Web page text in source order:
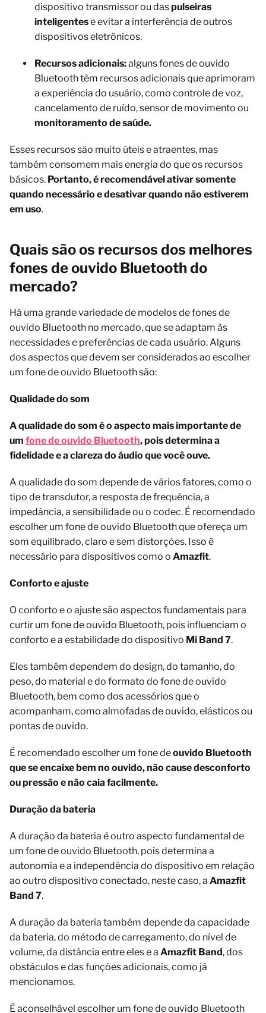
dispositivo transmissor ou daspulseiras
inteligentese evitar a interferência de outros
dispositivos eletrônicos.
Recursos adicionais:alguns fones de ouvido
Bluetooth têm recursos adicionais que aprimoram
a experiência do usuário, como controle de voz,
cancelamento de ruído, sensor de movimento ou
monitoramento de saúde.
Esses recursos são muito úteis e atraentes, mas
também consomem mais energia do que os recursos
básicos. Portanto, é recomendável ativar somente
quando necessário e desativar quando não estiverem
em uso.
Quais são os recursos dos melhores
fones de ouvido Bluetooth do
mercado?
Há uma grande variedade de modelos de fones de
ouvido Bluetooth no mercado, que se adaptam às
necessidades e preferências de cada usuário. Alguns
dos aspectos que devem ser considerados ao escolher
um fone de ouvido Bluetooth são:
Qualidade do som
A qualidade do som é o aspecto mais importante de
um fone de ouvido Bluetooth, pois determina a
fidelidade e a clareza do áudio que você ouve.
A qualidade do som depende de vários fatores, como o
tipo de transdutor, a resposta de frequência, a
impedância, a sensibilidade ou o codec. É recomendado
escolher um fone de ouvido Bluetooth que ofereça um
som equilibrado, claro e sem distorções. Isso é
necessário para dispositivos como o Amazfit.
Conforto e ajuste
O conforto e o ajuste são aspectos fundamentais para
curtir um fone de ouvido Bluetooth, pois influenciam o
conforto e a estabilidade do dispositivo Mi Band 7.
Eles também dependem do design, do tamanho, do
peso, do material e do formato do fone de ouvido
Bluetooth, bem como dos acessórios que o
acompanham, como almofadas de ouvido, elásticos ou
pontas de ouvido.
É recomendado escolher um fone deouvido Bluetooth
que se encaixe bem no ouvido, não cause desconforto
ou pressão e não caia facilmente.
Duração da bateria
A duração da bateria é outro aspecto fundamental de
um fone de ouvido Bluetooth, pois determina a
autonomia e a independência do dispositivo em relação
ao outro dispositivo conectado, neste caso, a Amazfit
Band 7.
A duração da bateria também depende da capacidade
da bateria, do método de carregamento, do nível de
volume, da distância entre eles e a Amazfit Band, dos
obstáculos e das funções adicionais, como já
mencionamos.
É aconselhável escolher um fone de ouvido Bluetooth